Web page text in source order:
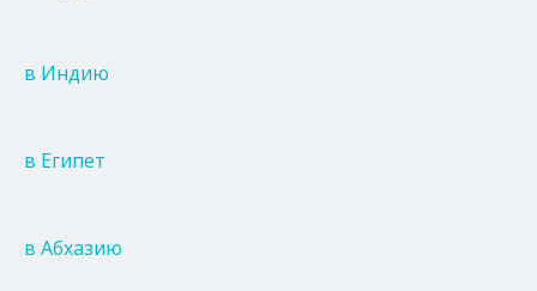
в Индию
в Египет
в Абхазию